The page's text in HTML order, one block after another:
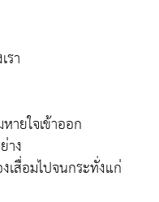
รา
ายใจเข้าออก
าง
เสื่อมไปจนกระทั่งแก่